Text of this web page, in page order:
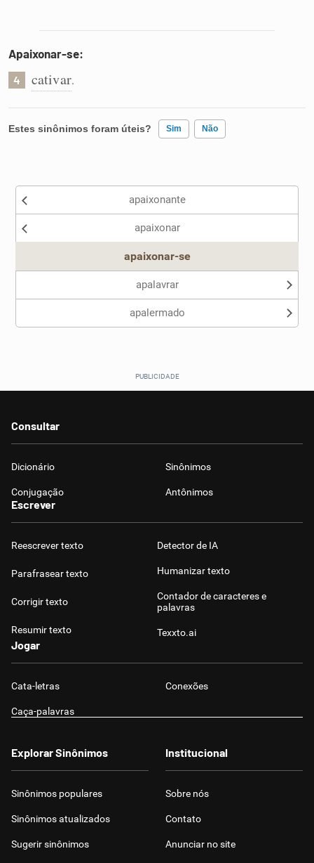
Apaixonar-se:
4 cativar.
Estes sinônimos foram úteis? Sim Não
Nenhum dos sinônimos apresentados me ajudou
apaixonante
apaixonar
apaixonar-se
apalavrar
apalermado
Consultar
Dicionário Sinônimos
Conjugação Antônimos
Escrever
Reescrever texto
Parafrasear texto
Corrigir texto
Resumir texto
Detector de IA
Humanizar texto
Contador de caracteres e
palavras
Texxto.ai
Jogar
Cata-letras Conexões
Caça-palavras
Explorar Sinônimos
Sinônimos populares
Sinônimos atualizados
Sugerir sinônimos
Institucional
Sobre nós
Contato
Anunciar no site